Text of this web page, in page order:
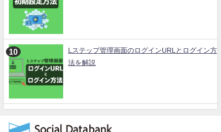
Lステップ管理画面のログインURLとログイン方
法を解説